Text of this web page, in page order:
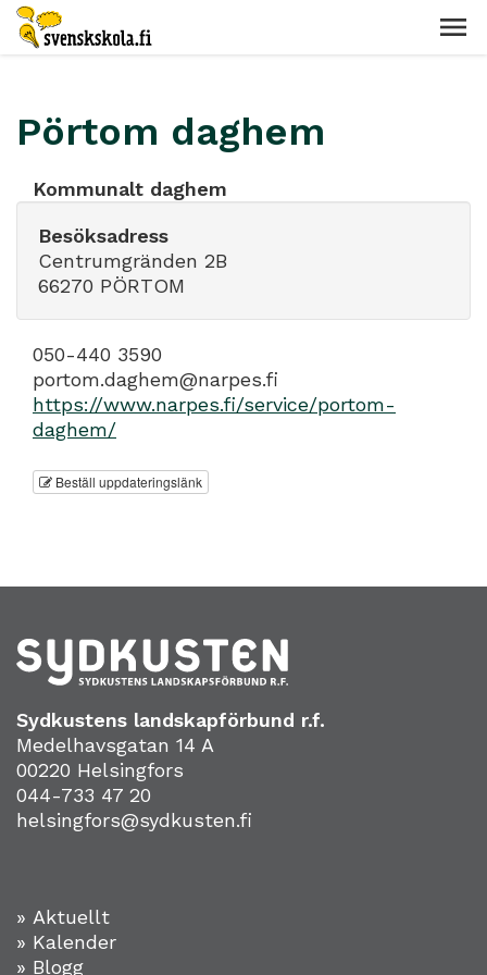
Pörtom daghem
Kommunalt daghem
Besöksadress
Centrumgränden 2B
66270 PÖRTOM
050-440 3590
portom.daghem@narpes.fi
https://www.narpes.fi/service/portom-
daghem/
Beställ uppdateringslänk
Sydkustens landskapförbund r.f.
Medelhavsgatan 14 A
00220 Helsingfors
044-733 47 20
helsingfors@sydkusten.fi
» Aktuellt
» Kalender
» Blogg